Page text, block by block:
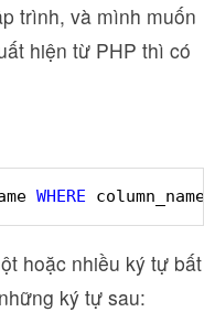
trình, và mình muốn
hiện từ PHP thì có
WHERE column_name
hoặc nhiều ký tự bất
ký tự sau: